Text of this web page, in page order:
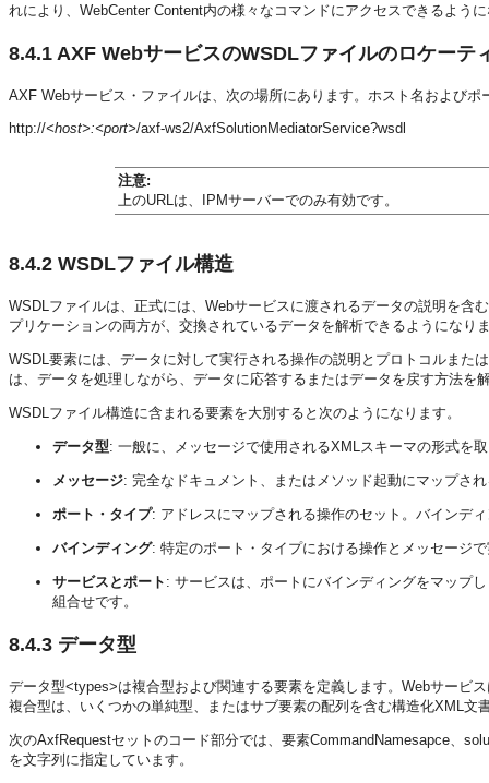
れにより、WebCenter Content内の様々なコマンドにアクセスできるよう
8.4.1 AXF WebサービスのWSDLファイルのロケーテ
AXF Webサービス・ファイルは、次の場所にあります。ホスト名および
http://<host>:<port>/axf-ws2/AxfSolutionMediatorService?wsdl
注意:
上のURLは、IPMサーバーでのみ有効です。
8.4.2 WSDLファイル構造
WSDLファイルは、正式には、Webサービスに渡されるデータの説明を
プリケーションの両方が、交換されているデータを解析できるようになり
WSDL要素には、データに対して実行される操作の説明とプロトコルまた
は、データを処理しながら、データに応答するまたはデータを戻す方法
WSDLファイル構造に含まれる要素を大別すると次のようになります。
データ型: 一般に、メッセージで使用されるXMLスキーマの形式を
メッセージ: 完全なドキュメント、またはメソッド起動にマップさ
ポート・タイプ: アドレスにマップされる操作のセット。バインデ
バインディング: 特定のポート・タイプにおける操作とメッセージ
サービスとポート : サービスは、ポートにバインディングをマップ
組合せです。
8.4.3 データ型
データ型<types>は複合型および関連する要素を定義します。Webサービ
複合型は、いくつかの単純型、またはサブ要素の配列を含む構造化XML文
次のAxfRequestセットのコード部分では、要素CommandNamesapce、
を文字列に指定しています。